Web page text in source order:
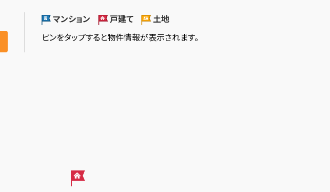
マンション 戸建て
土地
ピンをタップすると物件情報が表示されます。